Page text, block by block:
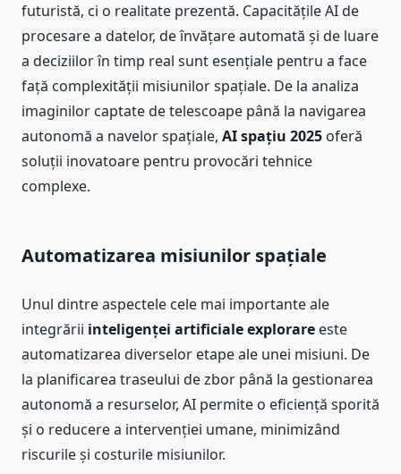
futuristă, ci o realitate prezentă. Capacitățile AI de
procesare a datelor, de învățare automată și de luare
a deciziilor în timp real sunt esențiale pentru a face
față complexității misiunilor spațiale. De la analiza
imaginilor captate de telescoape până la navigarea
autonomă a navelor spațiale, AI spațiu 2025 oferă
soluții inovatoare pentru provocări tehnice
complexe.
Automatizarea misiunilor spațiale
Unul dintre aspectele cele mai importante ale
integrării inteligenței artificiale explorare este
automatizarea diverselor etape ale unei misiuni. De
la planificarea traseului de zbor până la gestionarea
autonomă a resurselor, AI permite o eficiență sporită
și o reducere a intervenției umane, minimizând
riscurile și costurile misiunilor.